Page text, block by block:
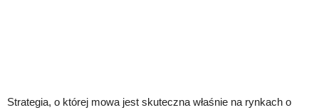
Strategia, o której mowa jest skuteczna właśnie na rynkach o